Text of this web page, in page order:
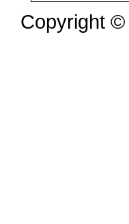
Copyright ©